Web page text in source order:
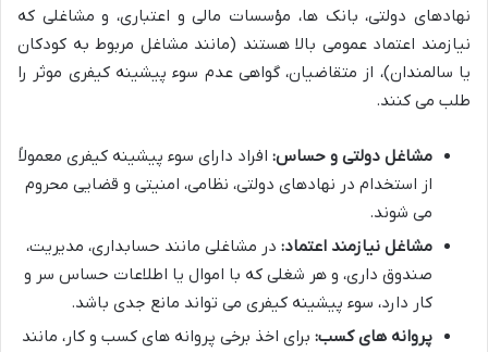
نهادهای دولتی، بانک ها، مؤسسات مالی و اعتباری، و مشاغلی که
نیازمند اعتماد عمومی بالا هستند (مانند مشاغل مربوط به کودکان
یا سالمندان)، از متقاضیان، گواهی عدم سوء پیشینه کیفری موثر را
طلب می کنند.
مشاغل دولتی و حساس: افراد دارای سوء پیشینه کیفری معمولاً
از استخدام در نهادهای دولتی، نظامی، امنیتی و قضایی محروم
می شوند.
مشاغل نیازمند اعتماد: در مشاغلی مانند حسابداری، مدیریت،
صندوق داری، و هر شغلی که با اموال یا اطلاعات حساس سر و
کار دارد، سوء پیشینه کیفری می تواند مانع جدی باشد.
پروانه های کسب: برای اخذ برخی پروانه های کسب و کار، مانند